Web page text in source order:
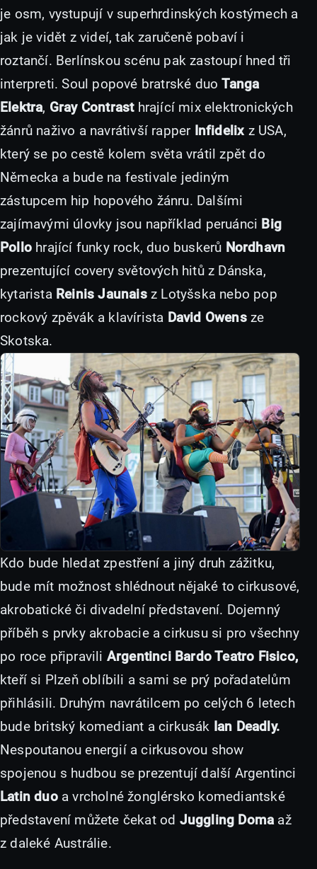
je osm, vystupují v superhrdinských kostýmech a
jak je vidět z videí, tak zaručeně pobaví i
roztančí. Berlínskou scénu pak zastoupí hned tři
interpreti. Soul popové bratrské duoTanga
Elektra, Gray Contrasthrající mix elektronických
žánrů naživo a navrátivší rapper Infidelixz USA,
který se po cestě kolem světa vrátil zpět do
Německa a bude na festivale jediným
zástupcem hip hopového žánru. Dalšími
zajímavými úlovky jsou například peruánci Big
Pollo hrající funky rock, duo buskerů Nordhavn
prezentující covery světových hitů z Dánska,
kytarista Reinis Jaunaisz Lotyšska nebo pop
rockový zpěvák a klavírista David Owensze
Skotska.
Kdo bude hledat zpestření a jiný druh zážitku,
bude mít možnost shlédnout nějaké to cirkusové,
akrobatické či divadelní představení. Dojemný
příběh s prvky akrobacie a cirkusu si pro všechny
po roce připravili Argentinci Bardo Teatro Fisico,
kteří si Plzeň oblíbili a sami se prý pořadatelům
přihlásili. Druhým navrátilcem po celých 6 letech
bude britský komediant a cirkusák Ian Deadly.
Nespoutanou energií a cirkusovou show
spojenou s hudbou se prezentují další Argentinci
Latin duoa vrcholné žonglérsko komediantské
představení můžete čekat od Juggling Domaaž
z daleké Austrálie.